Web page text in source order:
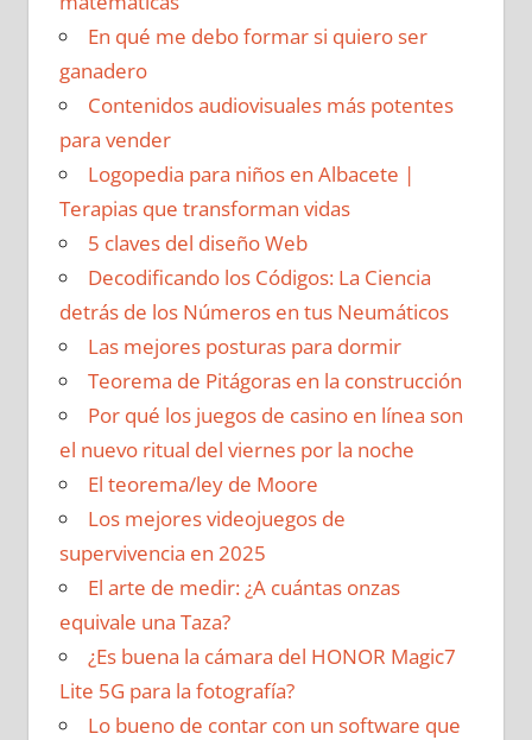
En qué me debo formar si quiero ser
ganadero
Contenidos audiovisuales más potentes
para vender
Logopedia para niños en Albacete |
Terapias que transforman vidas
5 claves del diseño Web
Decodificando los Códigos: La Ciencia
detrás de los Números en tus Neumáticos
Las mejores posturas para dormir
Teorema de Pitágoras en la construcción
Por qué los juegos de casino en línea son
el nuevo ritual del viernes por la noche
El teorema/ley de Moore
Los mejores videojuegos de
supervivencia en 2025
El arte de medir: ¿A cuántas onzas
equivale una Taza?
¿Es buena la cámara del HONOR Magic7
Lite 5G para la fotografía?
Lo bueno de contar con un software que